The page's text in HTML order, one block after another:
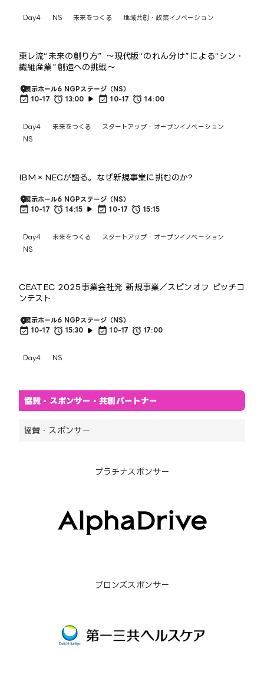
Day4 NS 未来をつくる 地域共創・政策イノベーション
東レ流“未来の創り方” 〜現代版“のれん分け”による“シン・
繊維産業”創造への挑戦〜
展示ホール6 NGPステージ（NS）
10-17
13:00 10-17 14:00
Day4 未来をつくる
スタートアップ・オープンイノベーション
NS
IBM×NECが語る。なぜ新規事業に挑むのか?
展示ホール6 NGPステージ（NS）
10-17
14:15 10-17 15:15
Day4 未来をつくる
スタートアップ・オープンイノベーション
NS
CEATEC 2025事業会社発 新規事業／スピンオフ ピッチコ
ンテスト
展示ホール6 NGPステージ（NS）
10-17
15:30 10-17 17:00
Day4 NS
協賛・スポンサー・共創パートナー
協賛・スポンサー
プラチナスポンサー
ブロンズスポンサー